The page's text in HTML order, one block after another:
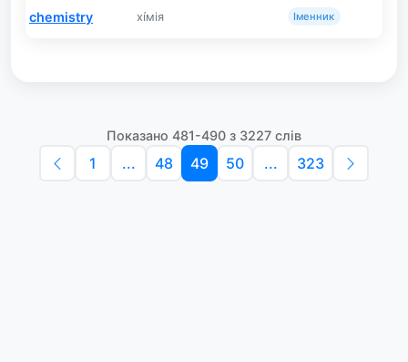
chemistry хі́мія Іменник
Показано 481-490 з 3227 слів
1 ... 48 49 50 ... 323